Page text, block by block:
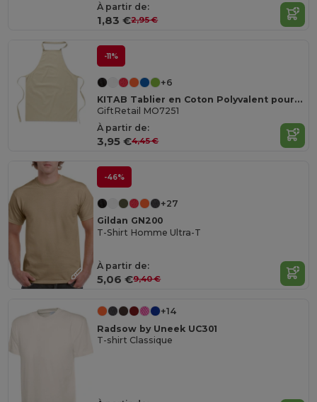
À partir de:
1,83 €2,95 €
-11%
+6
KITAB Tablier en Coton Polyvalent pour Cuisine et Jardinage
GiftRetail MO7251
À partir de:
3,95 €4,45 €
-46%
+27
Gildan GN200
T-Shirt Homme Ultra-T
À partir de:
5,06 €9,40 €
+14
Radsow by Uneek UC301
T-shirt Classique